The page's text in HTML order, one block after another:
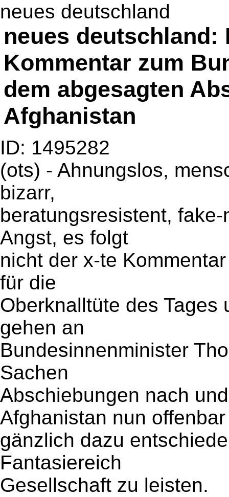
neues deutschland
neues deutschland:
Kommentar zum
dem abgesagten
Afghanistan
ID: 1495282
(ots) - Ahnungslos,
bizarr,
beratungsresistent,
Angst, es folgt
nicht der x-te
für die
Oberknalltüte des Tages
gehen an
Bundesinnenminister
Sachen
Abschiebungen nach
Afghanistan nun offenbar
gänzlich dazu
Fantasiereich
Gesellschaft zu leisten.